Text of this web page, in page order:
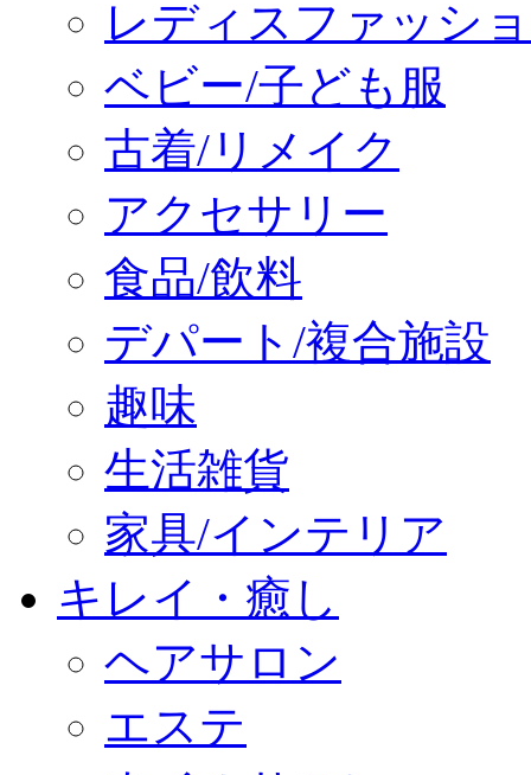
レディスファッシ
ベビー/子ども服
古着/リメイク
アクセサリー
食品/飲料
デパート/複合施設
趣味
生活雑貨
家具/インテリア
キレイ・癒し
ヘアサロン
エステ